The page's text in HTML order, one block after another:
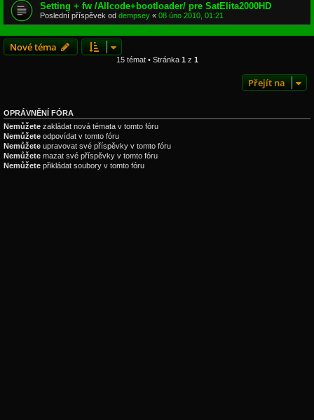
Setting + fw /Allcode+bootloader/ pre SatElita2000HD
Poslední příspěvek od dempsey « 08 úno 2010, 01:21
Nové téma
15 témat • Stránka 1 z 1
Přejít na
OPRÁVNĚNÍ FÓRA
Nemůžete zakládat nová témata v tomto fóru
Nemůžete odpovídat v tomto fóru
Nemůžete upravovat své příspěvky v tomto fóru
Nemůžete mazat své příspěvky v tomto fóru
Nemůžete přikládat soubory v tomto fóru